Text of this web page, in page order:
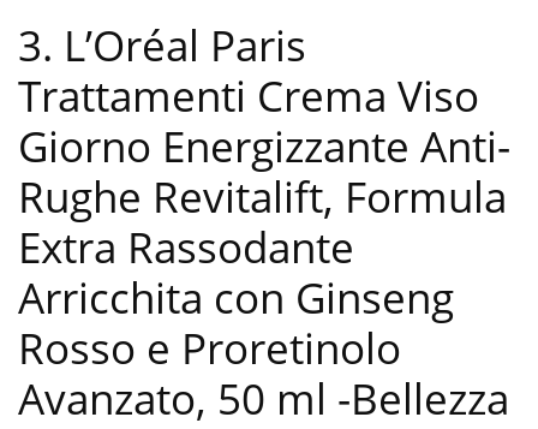
3. L’Oréal Paris
Trattamenti Crema Viso
Giorno Energizzante Anti-
Rughe Revitalift, Formula
Extra Rassodante
Arricchita con Ginseng
Rosso e Proretinolo
Avanzato, 50 ml -Bellezza